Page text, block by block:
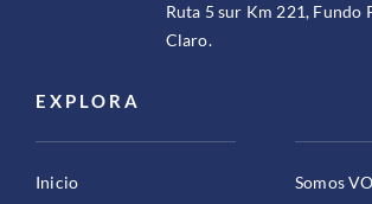
Ruta 5 sur Km 221, Fundo
Claro.
EXPLORA
Inicio Somos